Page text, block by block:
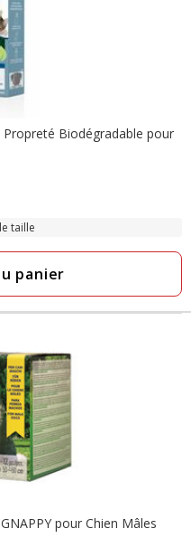
Propreté Biodégradable pour
taille
panier
pour Chien Mâles